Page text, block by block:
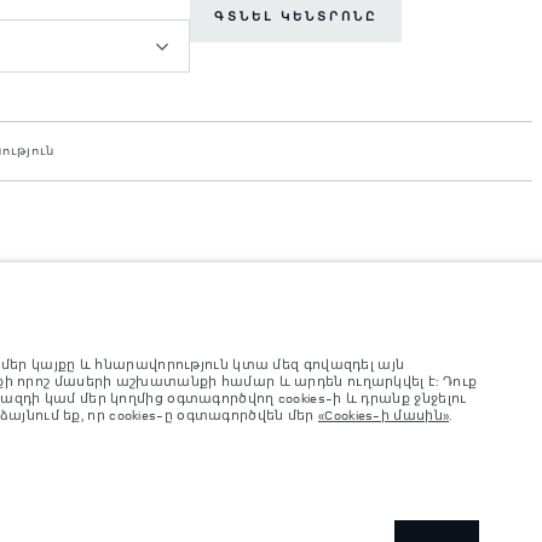
ԳՏՆԵԼ ԿԵՆՏՐՈՆԸ
tests in accordance with EU legislation. A vehicle's actual fuel
may vary from market to market and are subject to change without notice.
բեռնվածությունը չեն գերազանցվում։
կայքը և հնարավորություն կտա մեզ գովազդել այն
որոշ մասերի աշխատանքի համար և արդեն ուղարկվել է: Դուք
կամ մեր կողմից օգտագործվող cookies-ի և դրանք ջնջելու
եք, որ cookies-ը օգտագործվեն մեր«Cookies-ի մասին».